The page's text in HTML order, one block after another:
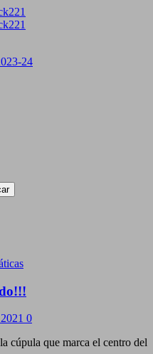
24
0
cúpula que marca el centro del